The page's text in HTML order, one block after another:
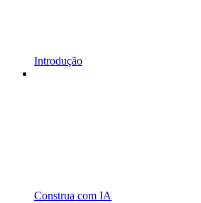
Introdução
Construa com IA